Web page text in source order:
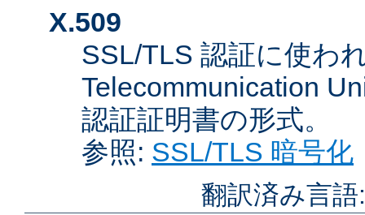
X.509
SSL/TLS 認証に使わ
Telecommunication
認証証明書の形式。
参照: SSL/TLS 暗号化
翻訳済み言